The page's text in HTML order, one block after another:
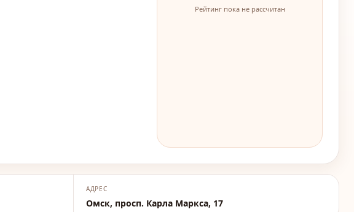
Рейтинг пока не рассчитан
АДРЕС
Омск, просп. Карла Маркса, 17